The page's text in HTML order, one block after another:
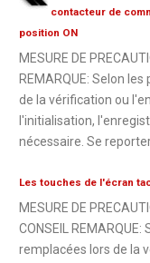
contacteur de
position ON
MESURE DE
REMARQUE: Selon
de la vérification ou
l'initialisation,
nécessaire. Se reporter
Les touches de l'écran
MESURE DE
CONSEIL
remplacées lors de la